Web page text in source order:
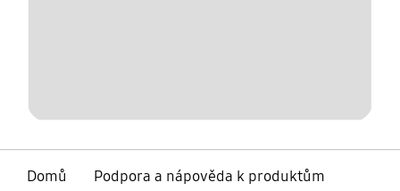
Domů
Podpora a nápověda k produktům